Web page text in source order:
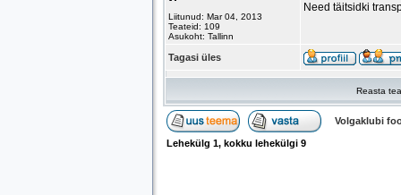
Liitunud: Mar 04, 2013
Teateid: 109
Asukoht: Tallinn
Need täitsidki
Tagasi üles
Reasta
Volgaklubi
Lehekülg 1, kokku lehekülgi 9